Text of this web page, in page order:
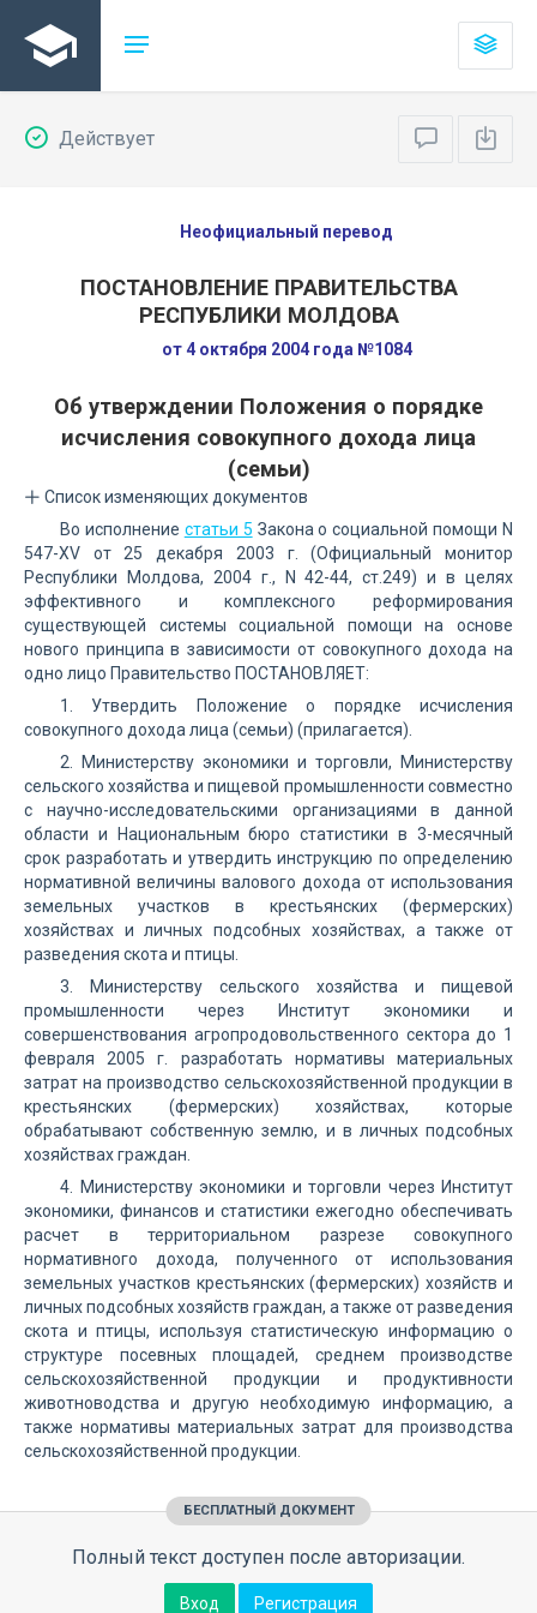
Действует
Неофициальный перевод
ПОСТАНОВЛЕНИЕ ПРАВИТЕЛЬСТВА
РЕСПУБЛИКИ МОЛДОВА
от 4 октября 2004 года №1084
Об утверждении Положения о порядке
исчисления совокупного дохода лица
(семьи)
Список изменяющих документов
Во исполнение статьи 5 Закона о социальной помощи N
547-XV от 25 декабря 2003 г. (Официальный монитор
Республики Молдова, 2004 г., N 42-44, ст.249) и в целях
эффективного и комплексного реформирования
существующей системы социальной помощи на основе
нового принципа в зависимости от совокупного дохода на
одно лицо Правительство ПОСТАНОВЛЯЕТ:
1. Утвердить Положение о порядке исчисления
совокупного дохода лица (семьи) (прилагается).
2. Министерству экономики и торговли, Министерству
сельского хозяйства и пищевой промышленности совместно
с научно-исследовательскими организациями в данной
области и Национальным бюро статистики в 3-месячный
срок разработать и утвердить инструкцию по определению
нормативной величины валового дохода от использования
земельных участков в крестьянских (фермерских)
хозяйствах и личных подсобных хозяйствах, а также от
разведения скота и птицы.
3. Министерству сельского хозяйства и пищевой
промышленности через Институт экономики и
совершенствования агропродовольственного сектора до 1
февраля 2005 г. разработать нормативы материальных
затрат на производство сельскохозяйственной продукции в
крестьянских (фермерских) хозяйствах, которые
обрабатывают собственную землю, и в личных подсобных
хозяйствах граждан.
4. Министерству экономики и торговли через Институт
экономики, финансов и статистики ежегодно обеспечивать
расчет в территориальном разрезе совокупного
нормативного дохода, полученного от использования
земельных участков крестьянских (фермерских) хозяйств и
личных подсобных хозяйств граждан, а также от разведения
скота и птицы, используя статистическую информацию о
структуре посевных площадей, среднем производстве
сельскохозяйственной продукции и продуктивности
животноводства и другую необходимую информацию, а
также нормативы материальных затрат для производства
сельскохозяйственной продукции.
БЕСПЛАТНЫЙ ДОКУМЕНТ
Полный текст доступен после авторизации.
Вход Регистрация